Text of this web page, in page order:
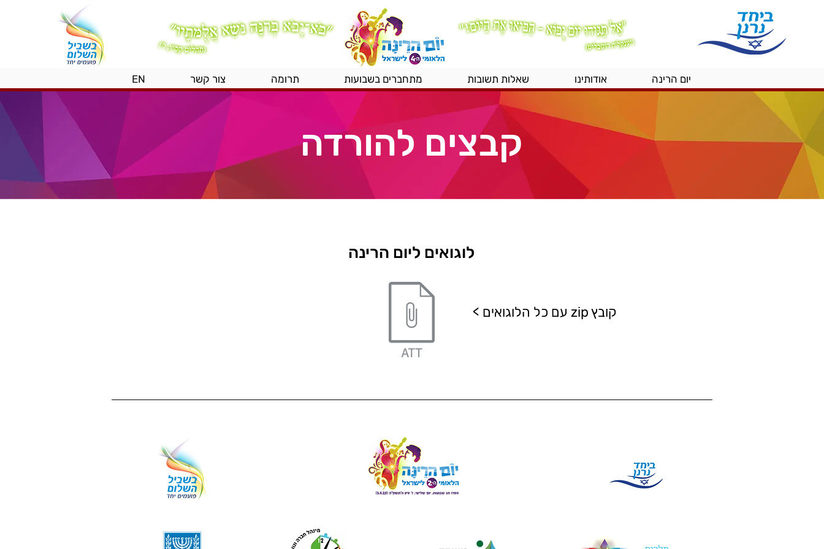
יום הרינה אודותינו שאלות תשובות מתחברים בשבועות תרומה צור קשר EN
קבצים להורדה
לוגואים ליום הרינה
קובץ zip עם כל הלוגואים >